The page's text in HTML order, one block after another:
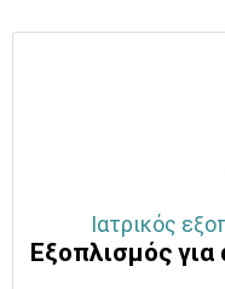
Ιατρικός
Eξοπλισμός